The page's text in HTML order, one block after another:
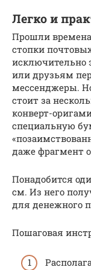
Легко и
Прошли
стопки
исключительно
или друзьям
мессенджеры.
стоит за
конверт-
специальную
даже фрагмент
Понадобится
см. Из него
для денежного
Пошаговая